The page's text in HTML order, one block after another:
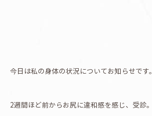
今日は私の身体の状況についてお知らせです。
2週間ほど前からお尻に違和感を感じ、受診。